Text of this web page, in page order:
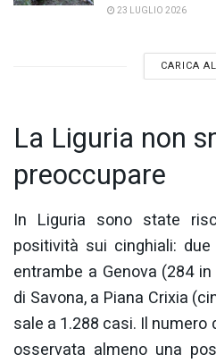
23 LUGLIO 2026
CARICA
La Liguria non
preoccupare
In Liguria sono state
positività sui cinghiali:
entrambe a Genova (284
di Savona, a Piana Crixia
sale a 1.288 casi. Il
osservata almeno una